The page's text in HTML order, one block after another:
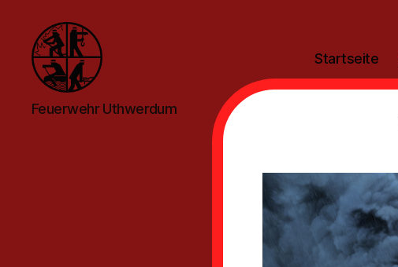
Feuerwehr
Uthwerdum
Feuerwehr Uthwerdum
Startseite